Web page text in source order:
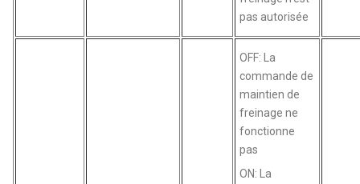
pas autorisée
OFF: La
commande de
maintien de
freinage ne
fonctionne
pas
ON: La